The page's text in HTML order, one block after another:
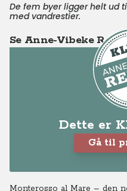
De fem byer ligger helt ud
med vandrestier.
Se Anne-Vibeke
Dette er
Gå til
Monterosso al Mare – den